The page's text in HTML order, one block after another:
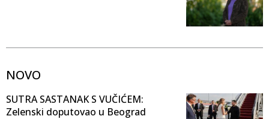
NOVO
SUTRA SASTANAK S VUČIĆEM:
Zelenski doputovao u Beograd